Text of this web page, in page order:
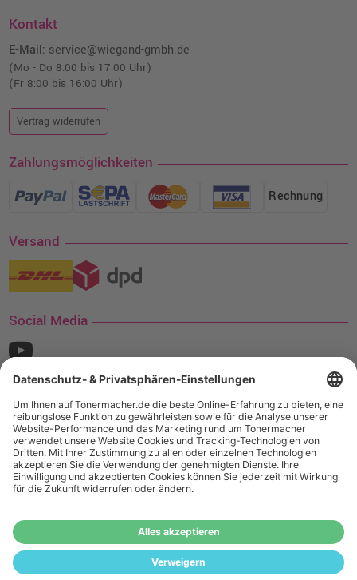
Kontakt
E-Mail: service@wiegand-gmbh.de
(Mo - Do 8:00 bis 17:00 Uhr)
(Fr 8:00 bis 16:00 Uhr)
Vertrag widerrufen
Zahlungsmöglichkeiten
Rechnung
Versand
Social Media
¹ Nur gültig für den Versand innerhalb Deutschlands. Befindet sich ein Warenwert
von mindestens 35€ (inkl. Mwst.) an Ampertec Artikeln in Ihrem Warenkorb, ist der
Versand für Sie kostenfrei.
Das Angebot von tonermacher.de richtet sich